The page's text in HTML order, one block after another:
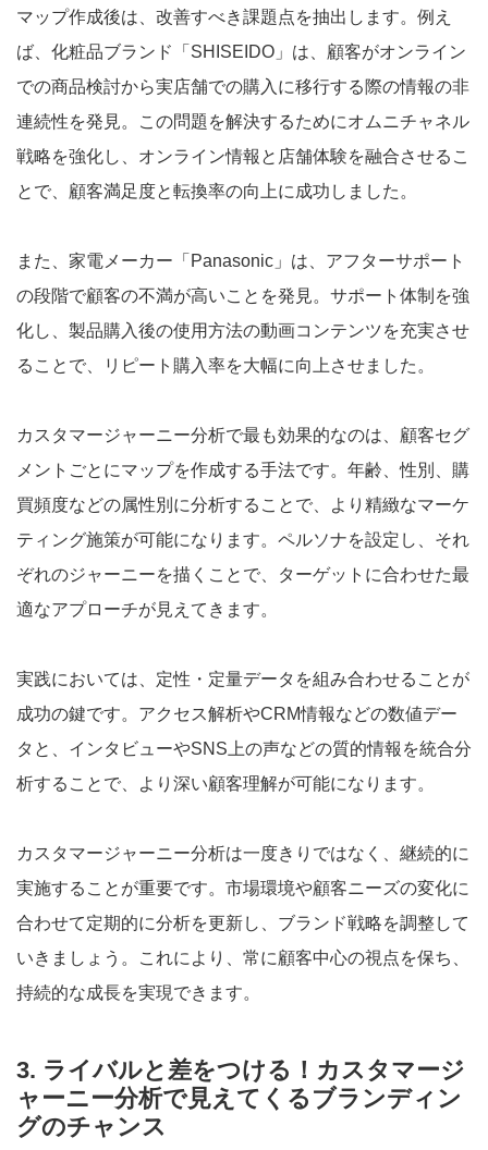
マップ作成後は、改善すべき課題点を抽出します。例え
ば、化粧品ブランド「SHISEIDO」は、顧客がオンライン
での商品検討から実店舗での購入に移行する際の情報の非
連続性を発見。この問題を解決するためにオムニチャネル
戦略を強化し、オンライン情報と店舗体験を融合させるこ
とで、顧客満足度と転換率の向上に成功しました。
また、家電メーカー「Panasonic」は、アフターサポート
の段階で顧客の不満が高いことを発見。サポート体制を強
化し、製品購入後の使用方法の動画コンテンツを充実させ
ることで、リピート購入率を大幅に向上させました。
カスタマージャーニー分析で最も効果的なのは、顧客セグ
メントごとにマップを作成する手法です。年齢、性別、購
買頻度などの属性別に分析することで、より精緻なマーケ
ティング施策が可能になります。ペルソナを設定し、それ
ぞれのジャーニーを描くことで、ターゲットに合わせた最
適なアプローチが見えてきます。
実践においては、定性・定量データを組み合わせることが
成功の鍵です。アクセス解析やCRM情報などの数値デー
タと、インタビューやSNS上の声などの質的情報を統合分
析することで、より深い顧客理解が可能になります。
カスタマージャーニー分析は一度きりではなく、継続的に
実施することが重要です。市場環境や顧客ニーズの変化に
合わせて定期的に分析を更新し、ブランド戦略を調整して
いきましょう。これにより、常に顧客中心の視点を保ち、
持続的な成長を実現できます。
3. ライバルと差をつける！カスタマージ
ャーニー分析で見えてくるブランディン
グのチャンス